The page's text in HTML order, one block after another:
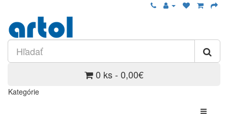
0 ks - 0,00€
Kategórie